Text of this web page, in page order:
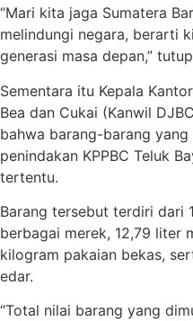
“Mari kita jaga Sumatera
melindungi negara, berarti
generasi masa depan,”
Sementara itu Kepala
Bea dan Cukai (Kanwil
bahwa barang-barang
penindakan KPPBC Teluk
tertentu.
Barang tersebut terdiri dari
berbagai merek, 12,79 liter
kilogram pakaian bekas,
edar.
“Total nilai barang yang